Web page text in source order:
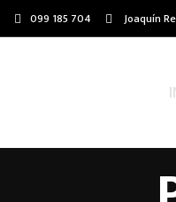
099 185 704 Joaquín